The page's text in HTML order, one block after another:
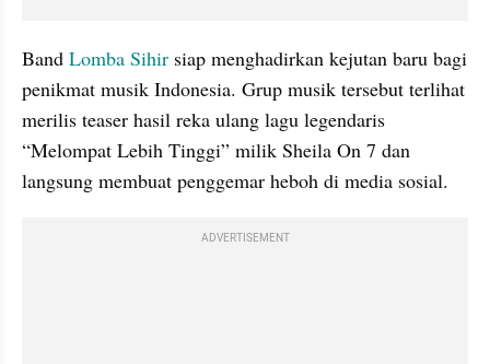
Band Lomba Sihir siap menghadirkan kejutan baru bagi
penikmat musik Indonesia. Grup musik tersebut terlihat
merilis teaser hasil reka ulang lagu legendaris
“Melompat Lebih Tinggi” milik Sheila On 7 dan
langsung membuat penggemar heboh di media sosial.
ADVERTISEMENT